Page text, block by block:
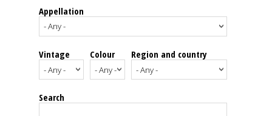
Our
events
Spirits
Tasting
reviews
Appellation
Vintage Colour Region and country
Search